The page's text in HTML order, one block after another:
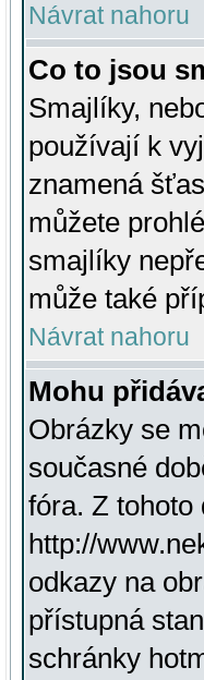
Návrat nahoru
Co to jsou
Smajlíky,
používají k
znamená
můžete
smajlíky
může také
Návrat nahoru
Mohu
Obrázky se
současné
fóra. Z tohoto
http://
odkazy na
přístupná
schránky